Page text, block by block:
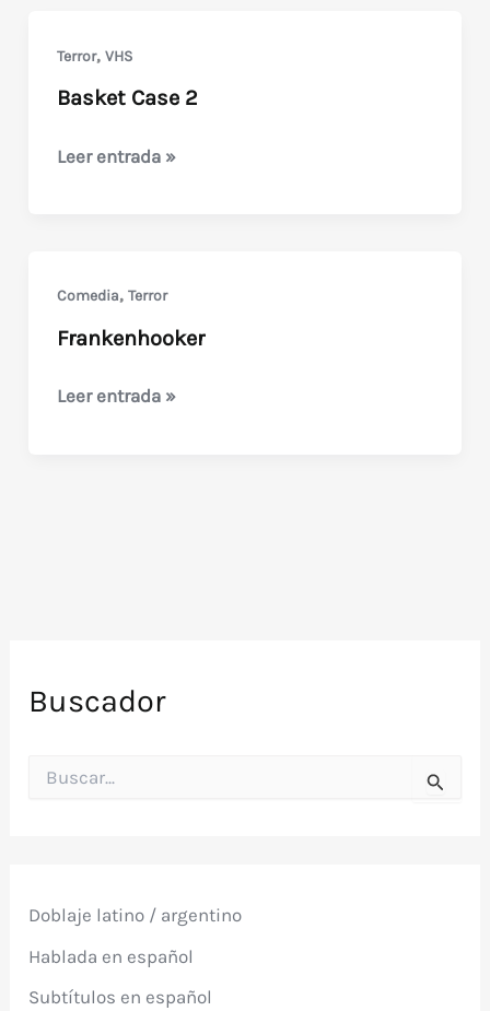
la
Canasta)
Terror, VHS
Basket Case 2
Basket
Leer entrada »
Comedia, Terror
Frankenhooker
Frankenhooker
Leer entrada »
Buscador
o
:
Doblaje latino / argentino
Hablada en español
Subtítulos en español